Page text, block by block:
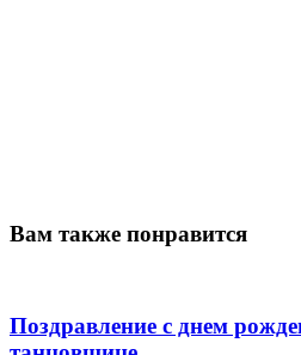
Вам также понравится
Поздравление с днем